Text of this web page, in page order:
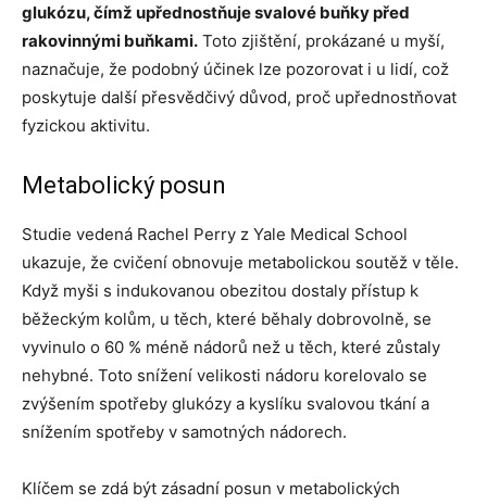
glukózu, čímž upřednostňuje svalové buňky před
rakovinnými buňkami. Toto zjištění, prokázané u myší,
naznačuje, že podobný účinek lze pozorovat i u lidí, což
poskytuje další přesvědčivý důvod, proč upřednostňovat
fyzickou aktivitu.
Metabolický posun
Studie vedená Rachel Perry z Yale Medical School
ukazuje, že cvičení obnovuje metabolickou soutěž v těle.
Když myši s indukovanou obezitou dostaly přístup k
běžeckým kolům, u těch, které běhaly dobrovolně, se
vyvinulo o 60 % méně nádorů než u těch, které zůstaly
nehybné. Toto snížení velikosti nádoru korelovalo se
zvýšením spotřeby glukózy a kyslíku svalovou tkání a
snížením spotřeby v samotných nádorech.
Klíčem se zdá být zásadní posun v metabolických